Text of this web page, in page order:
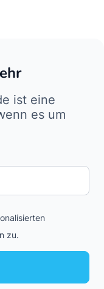
ist eine
es um
zu.